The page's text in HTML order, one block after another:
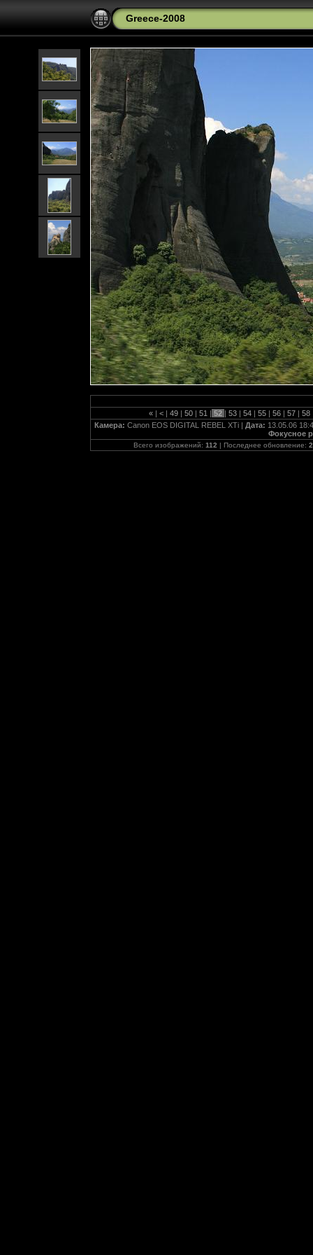
Greece-2008
« | < | 49 | 50 | 51 | 52 | 53 | 54 | 55 | 56 | 57 | 58
Камера: Canon EOS DIGITAL REBEL XTi | Дата: 13.05.06
Фокусное
Всего изображений: 112 | Последнее обновление: